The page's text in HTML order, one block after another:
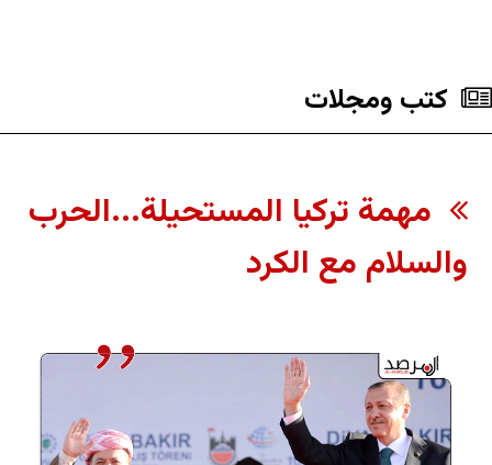
كتب ومجلات
مهمة تركيا المستحيلة...الحرب
والسلام مع الكرد